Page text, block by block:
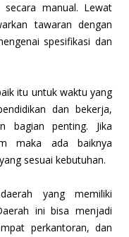
secara manual. Lewat
tawaran dengan
spesifikasi dan
itu untuk waktu yang
dan bekerja,
bagian penting. Jika
maka ada baiknya
sesuai kebutuhan.
yang memiliki
ini bisa menjadi
perkantoran, dan